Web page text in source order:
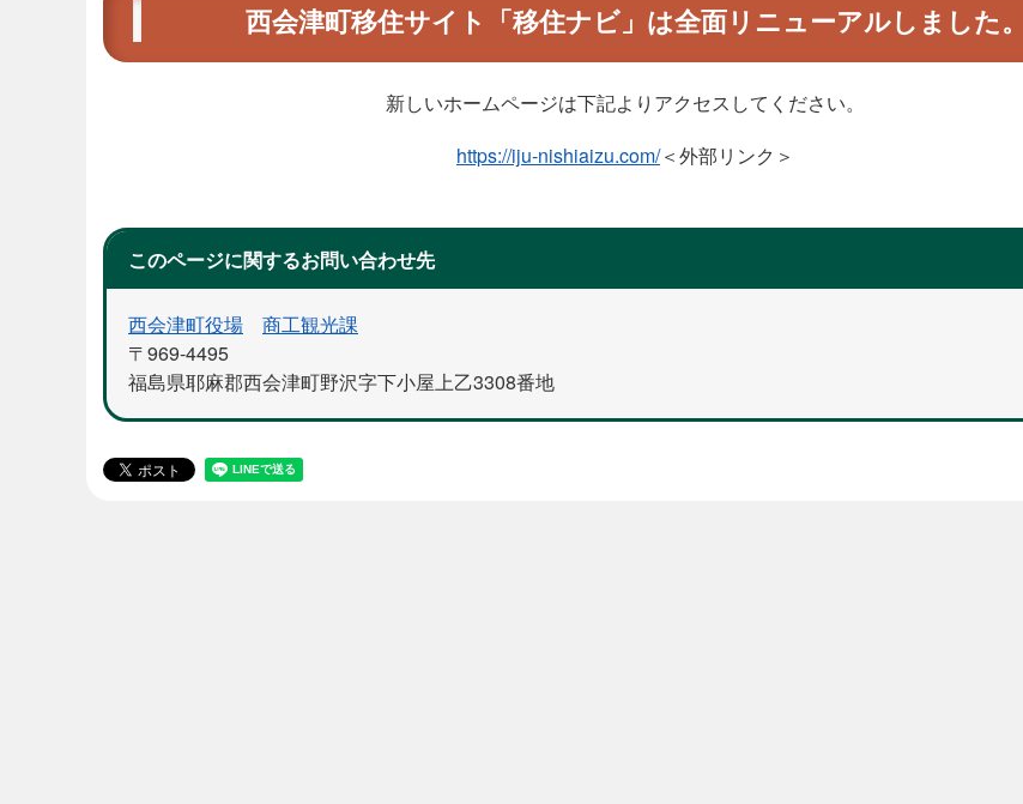
西会津町移住サイト「移住ナビ」は全面リニューアルしました。
新しいホームページは下記よりアクセスしてください。
https://iju-nishiaizu.com/＜外部リンク＞
このページに関するお問い合わせ先
西会津町役場
商工観光課
〒969-4495
福島県耶麻郡西会津町野沢字下小屋上乙3308番地